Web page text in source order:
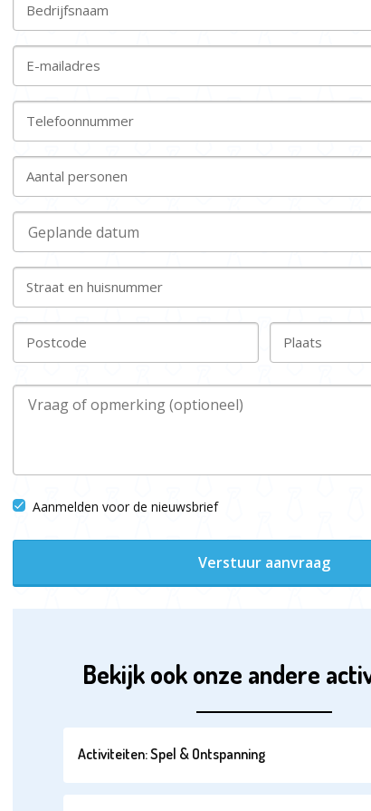
Bedrijfsnaam
E-mailadres
Telefoonnummer
Aantal personen
Straat en huisnummer
Postcode Plaats
Aanmelden voor de nieuwsbrief
Verstuur aanvraag
Bekijk ook onze andere
Activiteiten: Spel & Ontspanning